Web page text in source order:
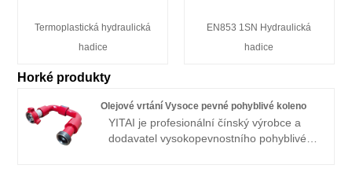
Termoplastická hydraulická
hadice
EN853 1SN Hydraulická
hadice
Horké produkty
Olejové vrtání Vysoce pevné pohyblivé koleno
YITAI je profesionální čínský výrobce a
dodavatel vysokopevnostního pohyblivého